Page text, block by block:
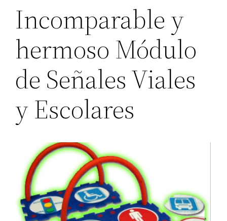
Incomparable y
hermoso Módulo
de Señales Viales
y Escolares